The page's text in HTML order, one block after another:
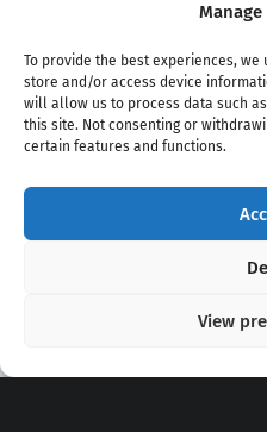
To provide the best experiences,
store and/or access device
will allow us to process data such
this site. Not consenting or
certain features and functions.
View